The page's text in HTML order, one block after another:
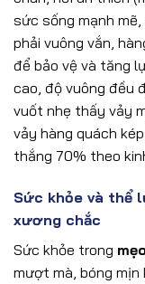
sức sống mạnh
phải vuông vắn,
để bảo vệ và tăng
cao, độ vuông đều
vuốt nhẹ thấy vảy
vảy hàng quách
thắng 70% theo
Sức khỏe và thể
xương chắc
Sức khỏe trong
mượt mà, bóng mịn